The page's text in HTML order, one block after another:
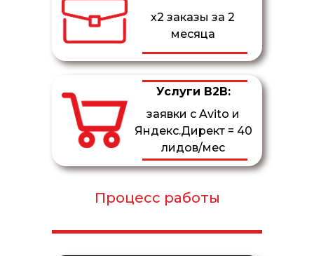
Процесс работы
x2 заказы за 2
месяца
Услуги B2B:
заявки с Avito и
Яндекс.Директ = 40
лидов/мес